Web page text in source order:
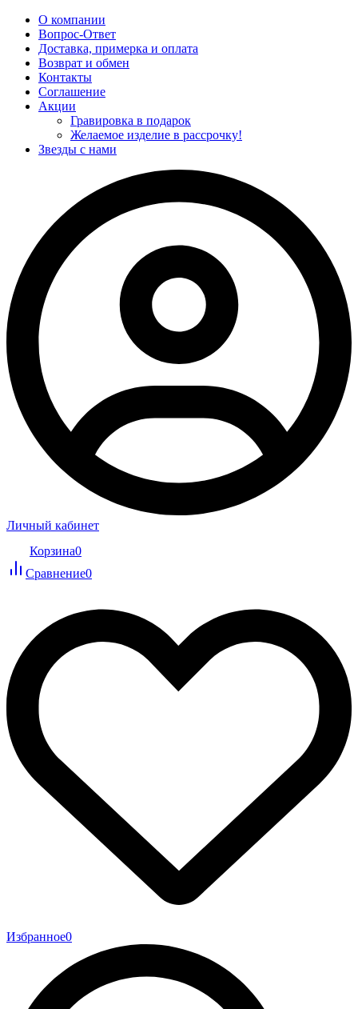
О компании
Вопрос-Ответ
Доставка, примерка и оплата
Возврат и обмен
Контакты
Соглашение
Акции
Гравировка в подарок
Желаемое изделие в рассрочку!
Звезды с нами
Личный кабинет
Корзина0
Сравнение0
Избранное0